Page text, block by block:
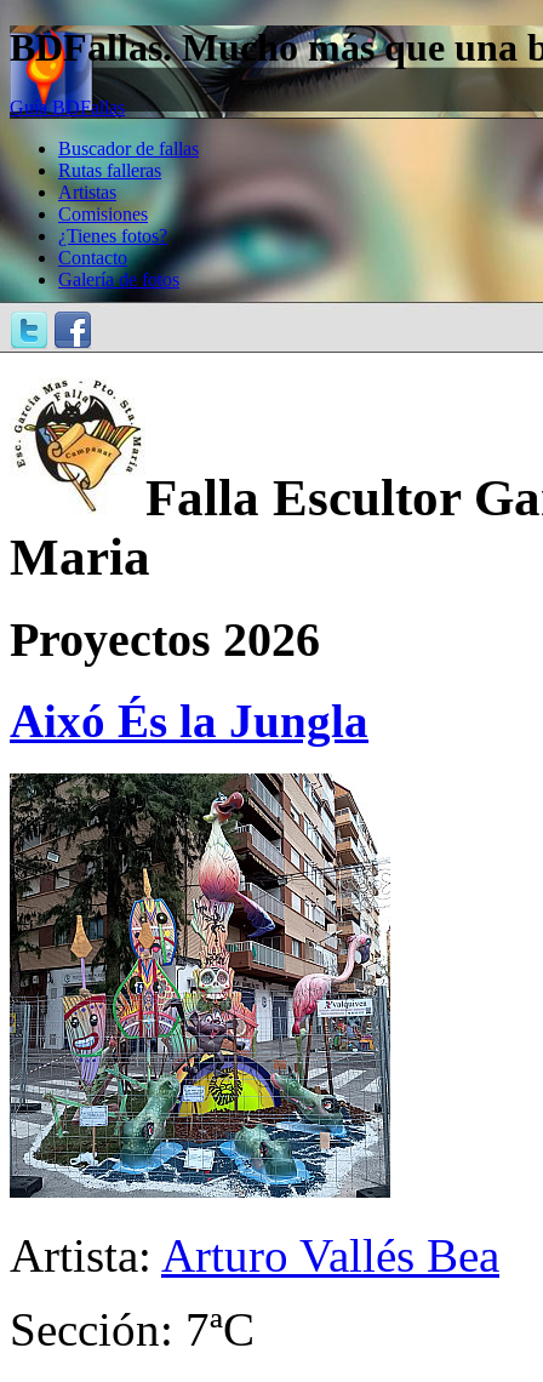
BDFallas. Mucho más que una
Guía BDFallas
Buscador de fallas
Rutas falleras
Artistas
Comisiones
¿Tienes fotos?
Contacto
Galería de fotos
Falla Escultor
Maria
Proyectos 2026
Aixó És la Jungla
Artista: Arturo Vallés Bea
Sección: 7ªC